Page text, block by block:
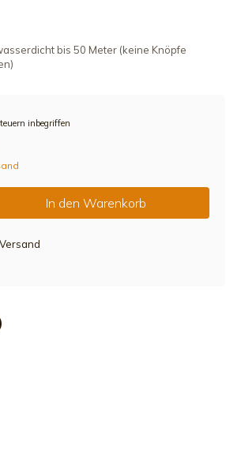
bis 50 Meter (keine Knöpfe
inbegriffen
In den Warenkorb